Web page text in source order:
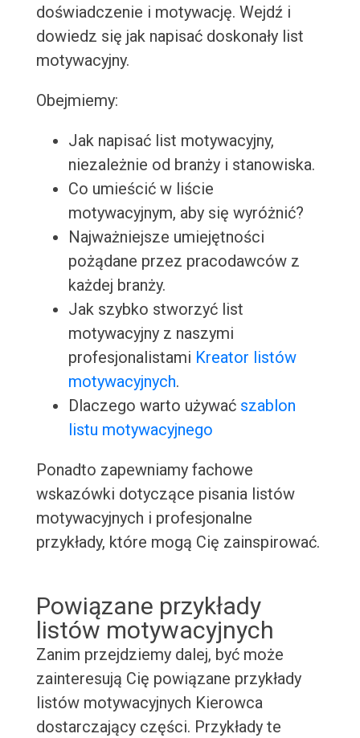
doświadczenie i motywację. Wejdź i
dowiedz się jak napisać doskonały list
motywacyjny.
Obejmiemy:
Jak napisać list motywacyjny,
niezależnie od branży i stanowiska.
Co umieścić w liście
motywacyjnym, aby się wyróżnić?
Najważniejsze umiejętności
pożądane przez pracodawców z
każdej branży.
Jak szybko stworzyć list
motywacyjny z naszymi
profesjonalistami Kreator listów
motywacyjnych.
Dlaczego warto używać szablon
listu motywacyjnego
Ponadto zapewniamy fachowe
wskazówki dotyczące pisania listów
motywacyjnych i profesjonalne
przykłady, które mogą Cię zainspirować.
Powiązane przykłady
listów motywacyjnych
Zanim przejdziemy dalej, być może
zainteresują Cię powiązane przykłady
listów motywacyjnych Kierowca
dostarczający części. Przykłady te